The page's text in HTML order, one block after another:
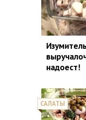
надоест!
САЛАТЫ